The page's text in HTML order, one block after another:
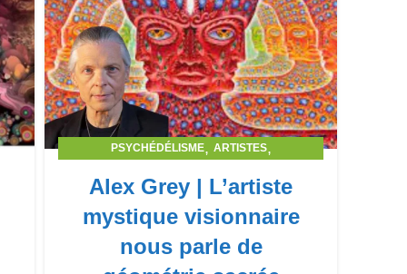
PSYCHÉDÉLISME, ARTISTES,
Alex Grey | L’artiste
mystique visionnaire
nous parle de